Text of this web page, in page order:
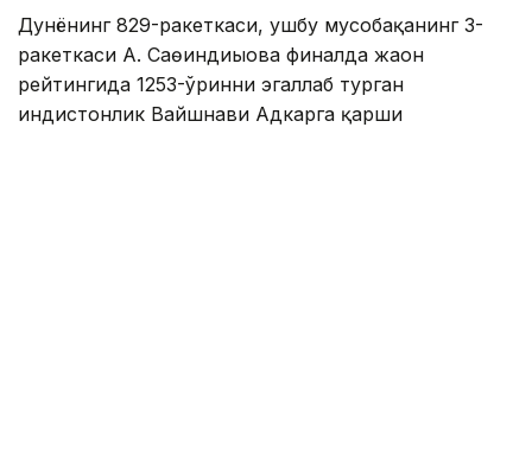
Дунёнинг 829-ракеткаси, ушбу мусобақанинг 3-
ракеткаси А. Саөиндиыова финалда жаҳон
рейтингида 1253-ўринни эгаллаб турган
ҳиндистонлик Вайшнави Адкарга қарши